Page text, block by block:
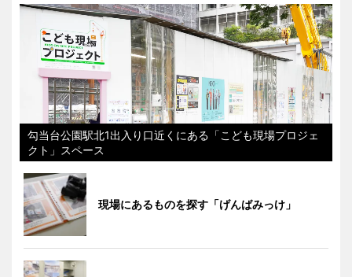
勾当台公園駅北1出入り口近くにある「こども現場プロジェ
クト」スペース
現場にあるものを探す「げんばみっけ」